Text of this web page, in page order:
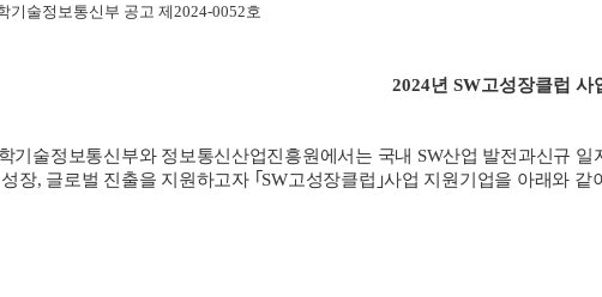
기술정보통신부 공고 제2024-0052호
2024년 SW고성장클럽 사
기술정보통신부와 정보통신산업진흥원에서는 국내 SW산업 발전과신규 일
장, 글로벌 진출을 지원하고자 ｢SW고성장클럽｣사업 지원기업을 아래와 같